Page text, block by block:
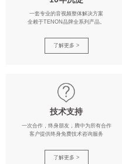
一套专业的音视频整体解决方案
全赖于TENON品牌全系列产品。
了解更多 >
技术支持
一次合作，终身朋友，腾中为所有合作
客户提供终身免费技术咨询服务
了解更多 >